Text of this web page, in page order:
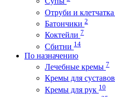
Отруби и клетчатка
Батончики 2
Коктейли 7
Сбитни 14
По назначению
Лечебные кремы 7
Кремы для суставов
Кремы для рук 10